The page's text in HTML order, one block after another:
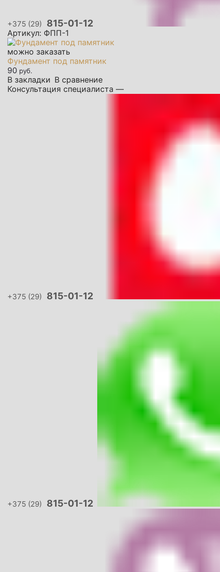
+375 (29) 815-01-12
Артикул: ФПП-1
можно заказать
Фундамент под памятник
90 руб.
В закладки В сравнение
Консультация специалиста —
+375 (29) 815-01-12
+375 (29) 815-01-12